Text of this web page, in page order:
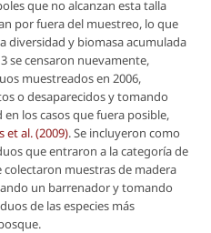
que no alcanzan esta talla
por fuera del muestreo, lo que
diversidad y biomasa acumulada
se censaron nuevamente,
muestreados en 2006,
o desaparecidos y tomando
los casos que fuera posible,
et al. (2009). Se incluyeron como
que entraron a la categoría de
colectaron muestras de madera
un barrenador y tomando
de las especies más